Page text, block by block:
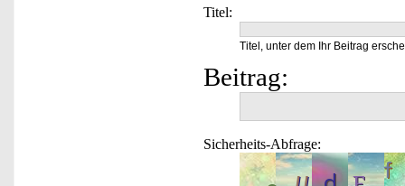
Titel:
Titel, unter dem Ihr Beitrag
Beitrag:
Sicherheits-Abfrage: